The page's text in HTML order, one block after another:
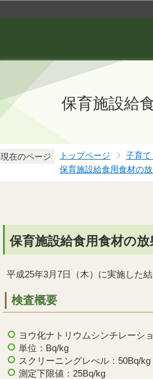
保育施設給
現在のページ トップページ 子育て
保育施設給食用食材の
保育施設給食用食材の
平成25年3月7日（木）に実施した
検査概要
ヨウ化ナトリウムシンチレーシ
単位：Bq/kg
スクリーニングレべル：50Bq/kg
測定下限値：25Bq/kg